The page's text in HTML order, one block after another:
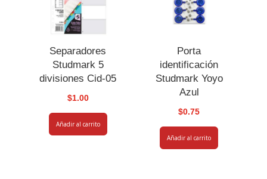
Separadores
Studmark 5
divisiones Cid-05
$1.00
Añadir al carrito
Porta
identificación
Studmark Yoyo
Azul
$0.75
Añadir al carrito